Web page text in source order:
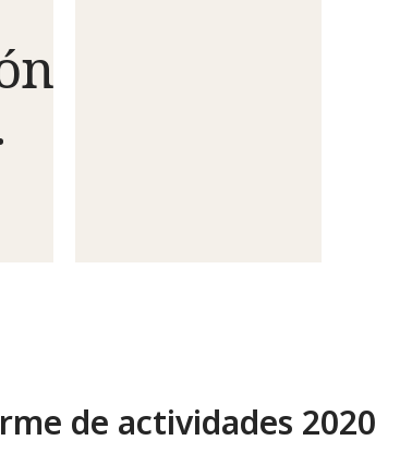
de actividades 2020